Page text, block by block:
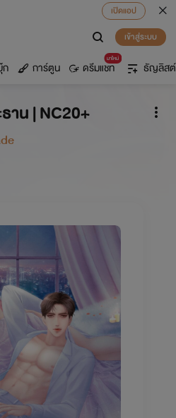
เปิดแอป
เข้าสู่ระบบ
การ์ตูน
มาใหม่
ดรีมแชท ธัญลิสต์
าน | NC20+